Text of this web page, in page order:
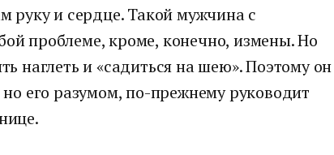
руку и сердце. Такой мужчина с
проблеме, кроме, конечно, измены. Но
наглеть и «садиться на шею». Поэтому он
но его разумом, по-прежнему руководит